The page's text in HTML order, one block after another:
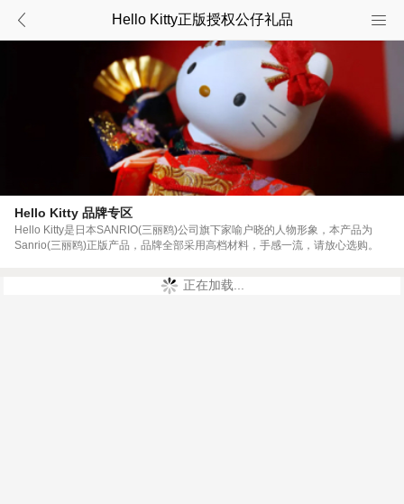
Hello Kitty正版授权公仔礼品
Hello Kitty 品牌专区
Hello Kitty是日本SANRIO(三丽鸥)公司旗下家喻户晓的人物形象，本产品为
Sanrio(三丽鸥)正版产品，品牌全部采用高档材料，手感一流，请放心选购。
正在加载...